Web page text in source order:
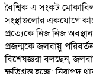
বৈশ্বিক এ সংকট
সংস্থাগুলোর একযোগে
প্রত্যেকে নিজ নিজ
প্রজন্মকে জলবায়ু
বিশেষজ্ঞরা বলছেন,